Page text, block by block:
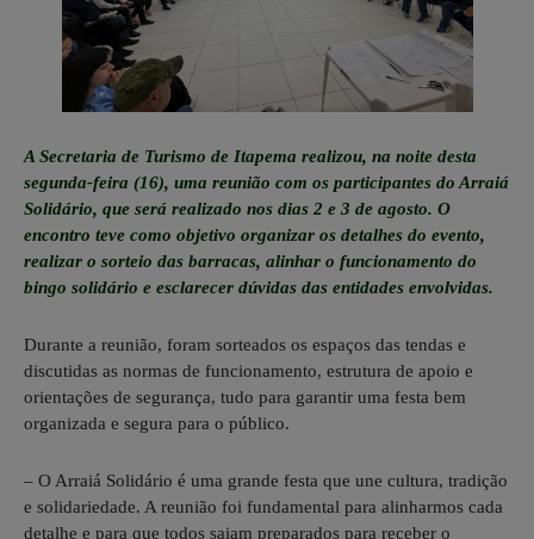
A Secretaria de Turismo de Itapema realizou, na noite desta
segunda-feira (16), uma reunião com os participantes do Arraiá
Solidário, que será realizado nos dias 2 e 3 de agosto. O
encontro teve como objetivo organizar os detalhes do evento,
realizar o sorteio das barracas, alinhar o funcionamento do
bingo solidário e esclarecer dúvidas das entidades envolvidas.
Durante a reunião, foram sorteados os espaços das tendas e
discutidas as normas de funcionamento, estrutura de apoio e
orientações de segurança, tudo para garantir uma festa bem
organizada e segura para o público.
– O Arraiá Solidário é uma grande festa que une cultura, tradição
e solidariedade. A reunião foi fundamental para alinharmos cada
detalhe e para que todos saiam preparados para receber o